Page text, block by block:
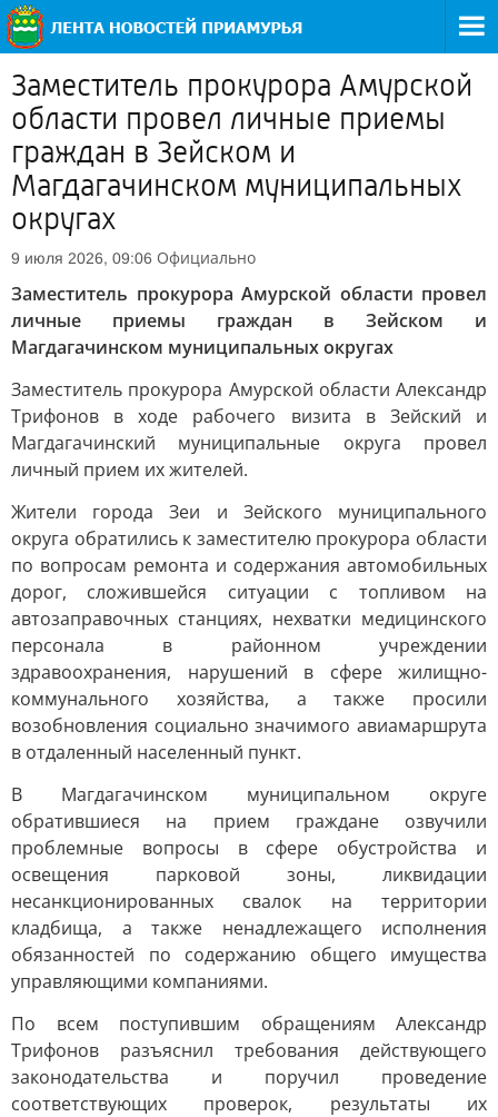
Заместитель прокурора Амурской
области провел личные приемы
граждан в Зейском и
Магдагачинском муниципальных
округах
9 июля 2026, 09:06 Официально
Заместитель прокурора Амурской области провел
личные приемы граждан в Зейском и
Магдагачинском муниципальных округах
Заместитель прокурора Амурской области Александр
Трифонов в ходе рабочего визита в Зейский и
Магдагачинский муниципальные округа провел
личный прием их жителей.
Жители города Зеи и Зейского муниципального
округа обратились к заместителю прокурора области
по вопросам ремонта и содержания автомобильных
дорог, сложившейся ситуации с топливом на
автозаправочных станциях, нехватки медицинского
персонала в районном учреждении
здравоохранения, нарушений в сфере жилищно-
коммунального хозяйства, а также просили
возобновления социально значимого авиамаршрута
в отдаленный населенный пункт.
В Магдагачинском муниципальном округе
обратившиеся на прием граждане озвучили
проблемные вопросы в сфере обустройства и
освещения парковой зоны, ликвидации
несанкционированных свалок на территории
кладбища, а также ненадлежащего исполнения
обязанностей по содержанию общего имущества
управляющими компаниями.
По всем поступившим обращениям Александр
Трифонов разъяснил требования действующего
законодательства и поручил проведение
соответствующих проверок, результаты их